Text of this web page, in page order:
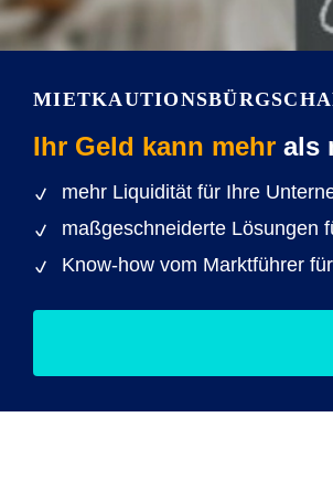
Ihr Geld kann mehr als
mehr Liquidität für Ihre
maßgeschneiderte Lösungen
Know-how vom Marktführer